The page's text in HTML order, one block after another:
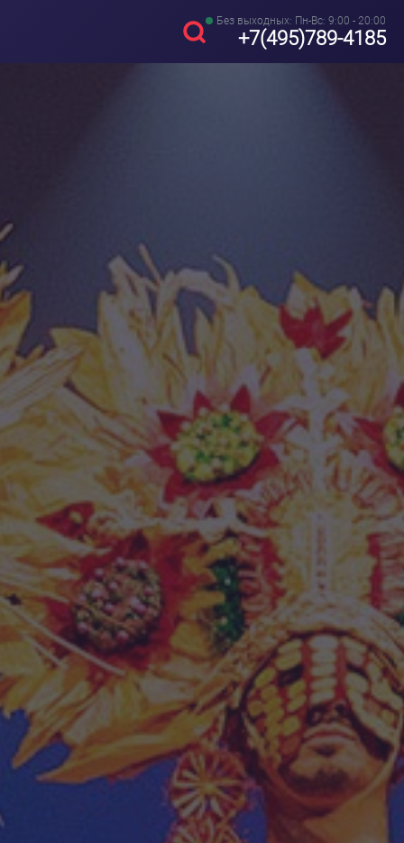
Без выходных: Пн-Вс: 9:00 - 20:00
+7(495)789-4185